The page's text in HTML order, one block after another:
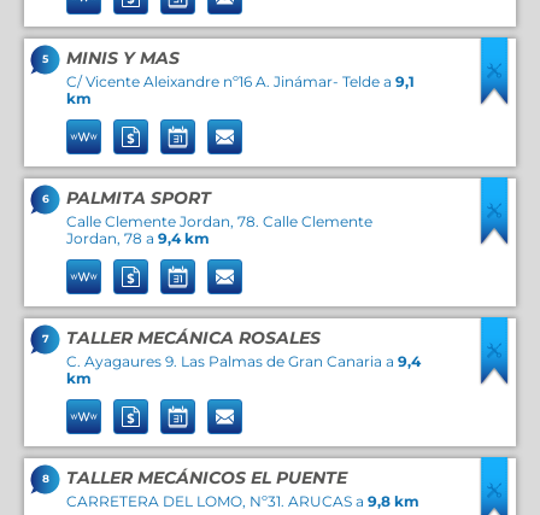
5 MINIS Y MAS
C/ Vicente Aleixandre nº16 A. Jinámar- Telde a 9,1
km
6 PALMITA SPORT
Calle Clemente Jordan, 78. Calle Clemente
Jordan, 78 a 9,4 km
7 TALLER MECÁNICA ROSALES
C. Ayagaures 9. Las Palmas de Gran Canaria a 9,4
km
8 TALLER MECÁNICOS EL PUENTE
CARRETERA DEL LOMO, Nº31. ARUCAS a 9,8 km